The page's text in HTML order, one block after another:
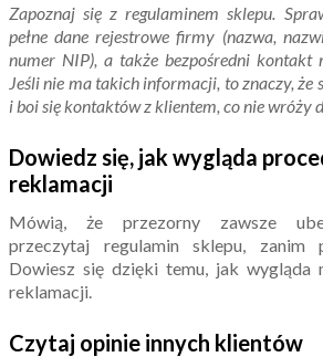
Zapoznaj się z regulaminem sklepu.
pełne dane rejestrowe firmy (nazwa,
numer NIP), a także bezpośredni kontakt
Jeśli nie ma takich informacji, to znaczy, że
i boi się kontaktów z klientem, co nie wróży
Dowiedz się, jak wygląda
reklamacji
Mówią, że przezorny zawsze
przeczytaj regulamin sklepu, zanim
Dowiesz się dzięki temu, jak wygląda
reklamacji.
Czytaj opinie innych klientów